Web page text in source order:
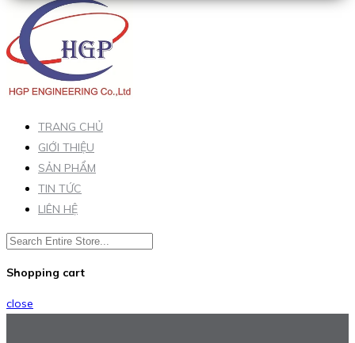
TRANG CHỦ
GIỚI THIỆU
SẢN PHẨM
TIN TỨC
LIÊN HỆ
Shopping cart
close